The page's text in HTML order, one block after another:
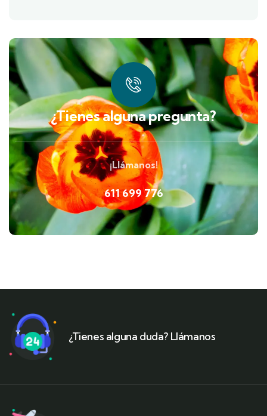
¿Tienes alguna pregunta?
¡Llámanos!
611 699 776
¿Tienes alguna duda? Llámanos